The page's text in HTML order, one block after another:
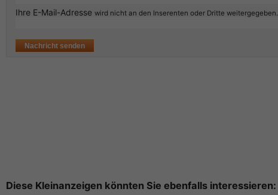
Ihre E-Mail-Adresse wird nicht an den Inserenten oder Dritte weitergegeben.
Diese Kleinanzeigen könnten Sie ebenfalls interessieren: